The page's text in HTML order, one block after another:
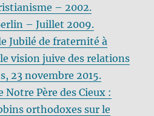
– 2002.
– Juillet 2009.
Jubilé de fraternité à
vision juive des relations
23 novembre 2015.
Notre Père des Cieux :
orthodoxes sur le